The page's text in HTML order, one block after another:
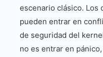
escenario clásico. Los
pueden entrar en
de seguridad del
no es entrar en